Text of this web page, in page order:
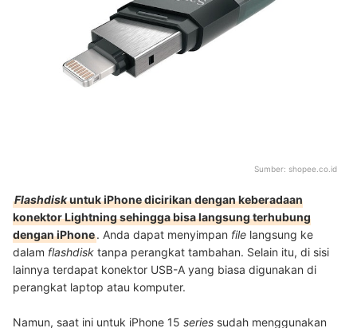
Sumber: shopee.co.id
Flashdiskuntuk iPhone dicirikan dengan keberadaan
konektor Lightning sehingga bisa langsung terhubung
dengan iPhone. Anda dapat menyimpan file langsung ke
dalam flashdisk tanpa perangkat tambahan. Selain itu, di sisi
lainnya terdapat konektor USB-A yang biasa digunakan di
perangkat laptop atau komputer.
Namun, saat ini untuk iPhone 15 series sudah menggunakan